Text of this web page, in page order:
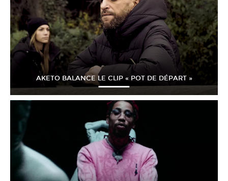
AKETO BALANCE LE CLIP « POT DE DÉPART »